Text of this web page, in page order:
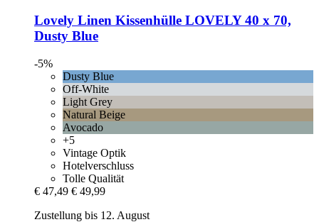
Lovely Linen Kissenhülle LOVELY 40 x 70,
Dusty Blue
-5%
Dusty Blue
Off-White
Light Grey
Natural Beige
Avocado
+5
Vintage Optik
Hotelverschluss
Tolle Qualität
€ 47,49 € 49,99
Zustellung bis 12. August